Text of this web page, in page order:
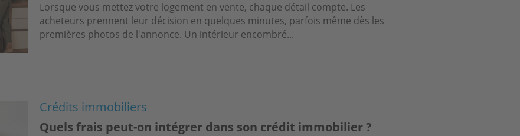
Lorsque vous mettez votre logement en vente, chaque détail compte. Les
acheteurs prennent leur décision en quelques minutes, parfois même dès les
premières photos de l'annonce. Un intérieur encombré...
Crédits immobiliers
Quels frais peut-on intégrer dans son crédit immobilier ?